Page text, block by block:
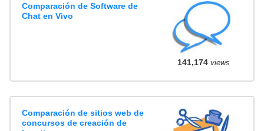
Comparación de Software de
Chat en Vivo
141,174views
Comparación de sitios web de
concursos de creación de